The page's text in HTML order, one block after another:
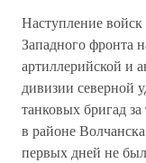
Наступление
Западного фронта
артиллерийской и
дивизии северной
танковых бригад
в районе
первых дней не